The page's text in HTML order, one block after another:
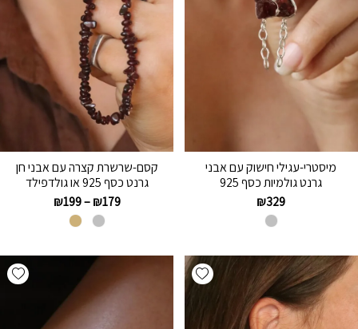
מיסטרי-עגילי חישוק עם אבני
גרנט גולמיות כסף 925
₪329
קסם-שרשרת קצרה עם אבני חן
גרנט כסף 925 או גולדפילד
₪179
–
₪199
Add wishlist